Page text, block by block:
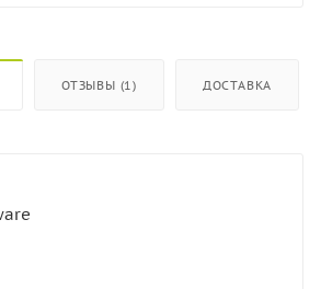
ОТЗЫВЫ (1) ДОСТАВКА